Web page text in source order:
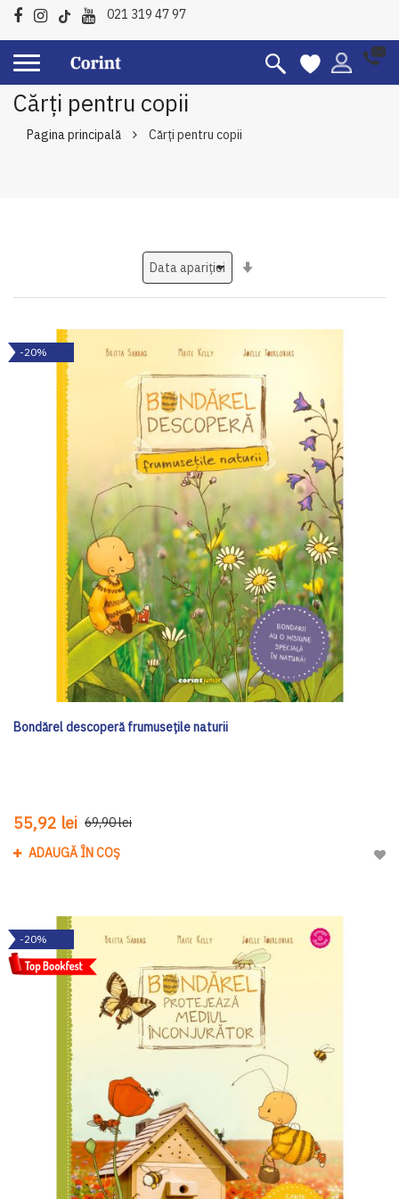
021 319 47 97
Cărți pentru copii
Pagina principală Cărți pentru copii
-20%
Bondărel descoperă frumusețile naturii
55,92 lei 69,90 lei
ADAUGĂ ÎN COȘ
-20%